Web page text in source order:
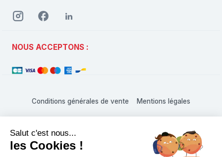
NOUS ACCEPTONS :
Conditions générales de vente Mentions légales